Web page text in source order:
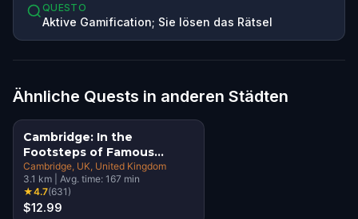
QUESTO
Aktive Gamification; Sie lösen das Rätsel
Ähnliche Quests in anderen Städten
Cambridge: In the
Footsteps of Famous
Alumni Walking Tour &
Escape Game
Cambridge, UK , United Kingdom
3.1 km Avg. time: 167 min
★4.7(631)
$12.99